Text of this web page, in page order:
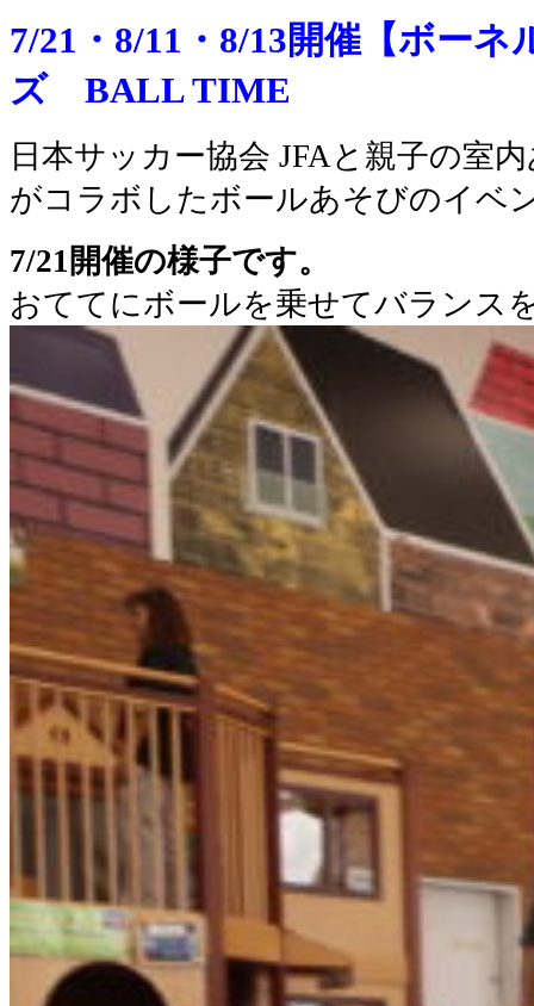
7/21・8/11・8/13開催【ボー
ズ BALL TIME
日本サッカー協会 JFAと親子の室
がコラボしたボールあそびのイベ
7/21開催の様子です。
おててにボールを乗せてバランス